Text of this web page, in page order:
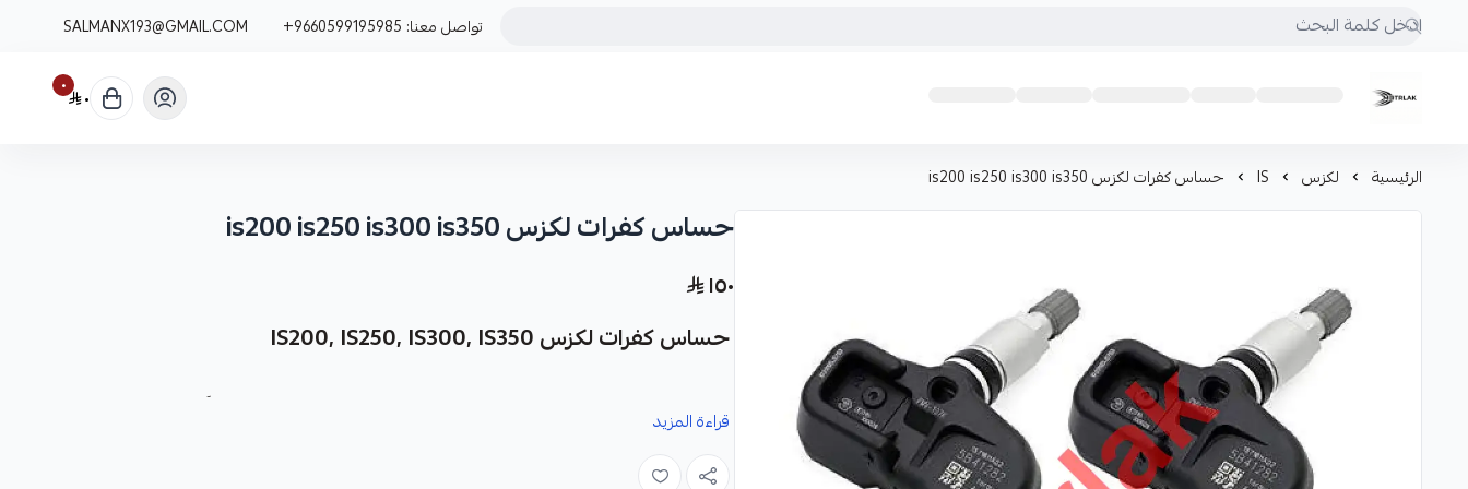
تواصل معنا: +9660599195985
SALMANX193@GMAIL.COM
Motrlak
٠ ٠
الرئيسية لكزس IS حساس كفرات لكزس is200 is250 is300 is350
حساس كفرات لكزس is200 is250 is300 is350
١٥٠
حساس كفرات لكزس IS200, IS250, IS300, IS350
IS300, و IS350.
قراءة المزيد